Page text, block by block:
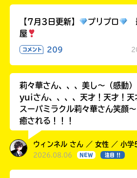
【7月3日更新】 プリプロ
屋
コメント 209
莉々華さん、、、美し〜（感動）
yuiさん、、、、天才！天才！天
スーパミラクル莉々華さん笑顔〜
癒される！！！
ウィンネル さん ／ 女性 ／ 小学
2026.08.06 NEW 注目 !!